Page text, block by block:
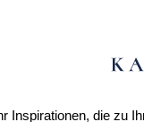
Inspirationen, die zu